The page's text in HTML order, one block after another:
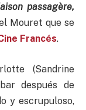
passagère,
Mouret que se
Francés.
(Sandrine
después de
y escrupuloso,